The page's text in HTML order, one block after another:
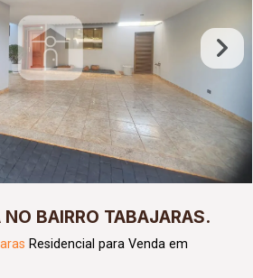
BAIRRO TABAJARAS.
Residencial para Venda em